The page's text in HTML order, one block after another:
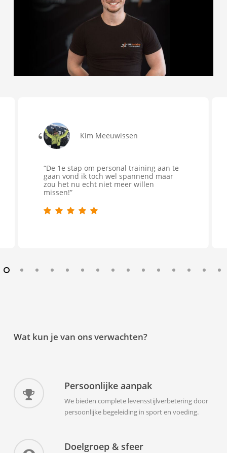
Kim Meeuwissen
“De 1e stap om personal training aan te
gaan vond ik toch wel spannend maar
zou het nu echt niet meer willen
missen!”
“
Wat kun je van ons verwachten?
Persoonlijke aanpak
We bieden complete levensstijlverbetering door
persoonlijke begeleiding in sport en voeding.
Doelgroep & sfeer